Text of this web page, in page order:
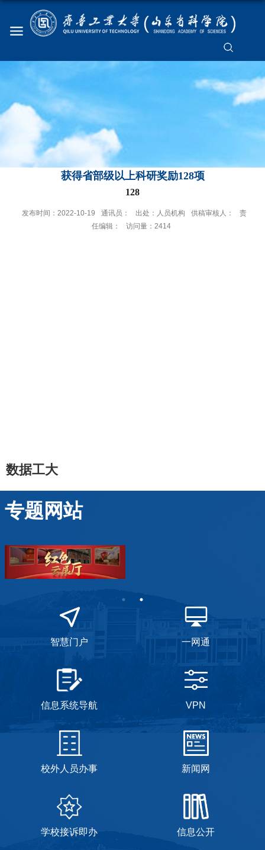
获得省部级以上科研奖励128项
128
发布时间：2022-10-19 通讯员： 出处：人员机构 供稿审核人：
责
任编辑：
访问量： 2414
数据工大
专题网站
智慧门户 一网通
信息系统导航 VPN
校外人员办事 新闻网
学校接诉即办 信息公开